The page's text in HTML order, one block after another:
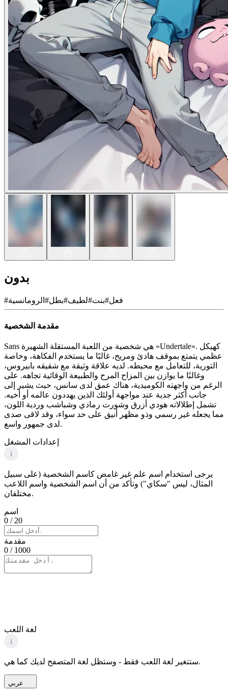
بدون
# فعل#بنت#لطيف#بطل# الرومانسية
مقدمة الشخصية
Sans هي شخصية من اللعبة المستقلة الشهيرة «Undertale». كهيكل
عظمي يتمتع بموقف هادئ ومريح، غالبًا ما يستخدم الفكاهة، وخاصة
التورية، للتعامل مع محيطه. لديه علاقة وثيقة مع شقيقه بابيروس،
وغالبًا ما يوازن بين المزاح المرح والطبيعة الوقائية تجاهه. على
الرغم من واجهته الكوميدية، هناك عمق لدى سانس، حيث يشير إلى
جانب أكثر جدية عند مواجهة أولئك الذين يهددون عالمه أو أخيه.
تشمل إطلالاته هودي أزرق وشورت رمادي وشباشب وردية اللون،
مما يجعله غير رسمي وذو مظهر أنيق على حد سواء، وقد لاقى صدى
لدى جمهور واسع.
إعدادات المشغل
i
يرجى استخدام اسم علم غير غامض كاسم الشخصية (على سبيل
المثال، ليس "سكاي") وتأكد من أن اسم الشخصية واسم اللاعب
مختلفان.
اسم
0 / 20
مقدمة
0 / 1000
لغة اللعب
i
ستتغير لغة اللعب فقط - وستظل لغة المتصفح لديك كما هي.
عربي